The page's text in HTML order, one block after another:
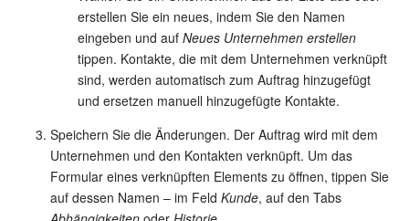
erstellen Sie ein neues, indem Sie den Namen
eingeben und auf Neues Unternehmen erstellen
tippen. Kontakte, die mit dem Unternehmen verknüpft
sind, werden automatisch zum Auftrag hinzugefügt
und ersetzen manuell hinzugefügte Kontakte.
Speichern Sie die Änderungen. Der Auftrag wird mit dem
Unternehmen und den Kontakten verknüpft. Um das
Formular eines verknüpften Elements zu öffnen, tippen Sie
auf dessen Namen – im Feld Kunde, auf den Tabs